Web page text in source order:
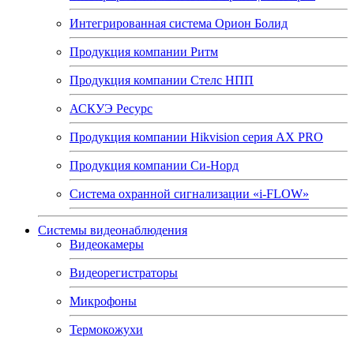
Интегрированная система Орион Болид
Продукция компании Ритм
Продукция компании Стелс НПП
АСКУЭ Ресурс
Продукция компании Hikvision серия AX PRO
Продукция компании Си-Норд
Система охранной сигнализации «i-FLOW»
Системы видеонаблюдения
Видеокамеры
Видеорегистраторы
Микрофоны
Термокожухи